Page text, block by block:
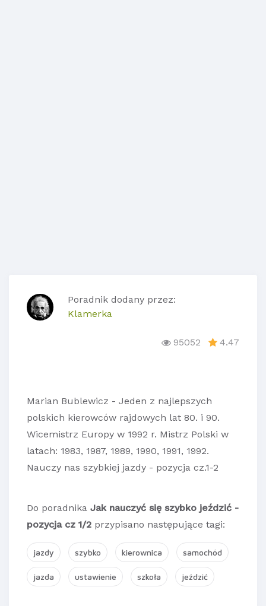
Poradnik dodany przez:
Klamerka
95052 4.47
Marian Bublewicz - Jeden z najlepszych
polskich kierowców rajdowych lat 80. i 90.
Wicemistrz Europy w 1992 r. Mistrz Polski w
latach: 1983, 1987, 1989, 1990, 1991, 1992.
Nauczy nas szybkiej jazdy - pozycja cz.1-2
Do poradnika Jak nauczyć się szybko jeździć -
pozycja cz 1/2 przypisano następujące tagi:
jazdy szybko kierownica samochód
jazda ustawienie szkoła jeździć